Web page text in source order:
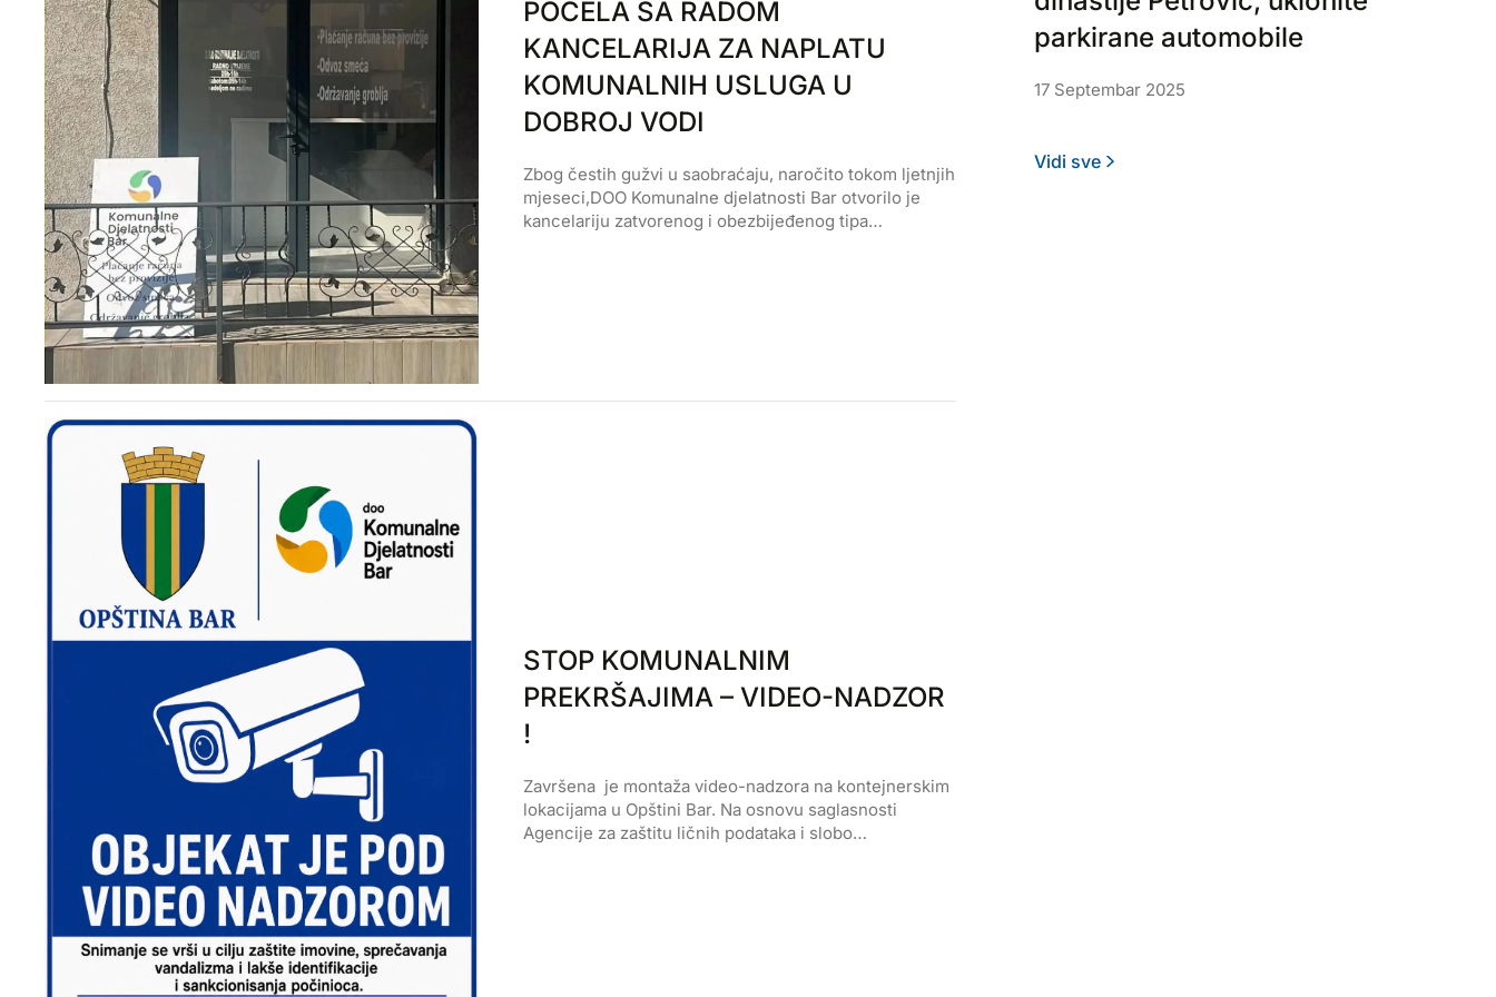
POČELA SA RADOM
KANCELARIJA ZA NAPLATU
KOMUNALNIH USLUGA U
DOBROJ VODI
Zbog čestih gužvi u saobraćaju, naročito tokom ljetnjih
mjeseci,DOO Komunalne djelatnosti Bar otvorilo je
kancelariju zatvorenog i obezbijeđenog tipa…
STOP KOMUNALNIM
PREKRŠAJIMA – VIDEO-NADZOR
!
Završena je montaža video-nadzora na kontejnerskim
lokacijama u Opštini Bar. Na osnovu saglasnosti
Agencije za zaštitu ličnih podataka i slobo…
parkirane automobile
17 Septembar 2025
Vidi sve